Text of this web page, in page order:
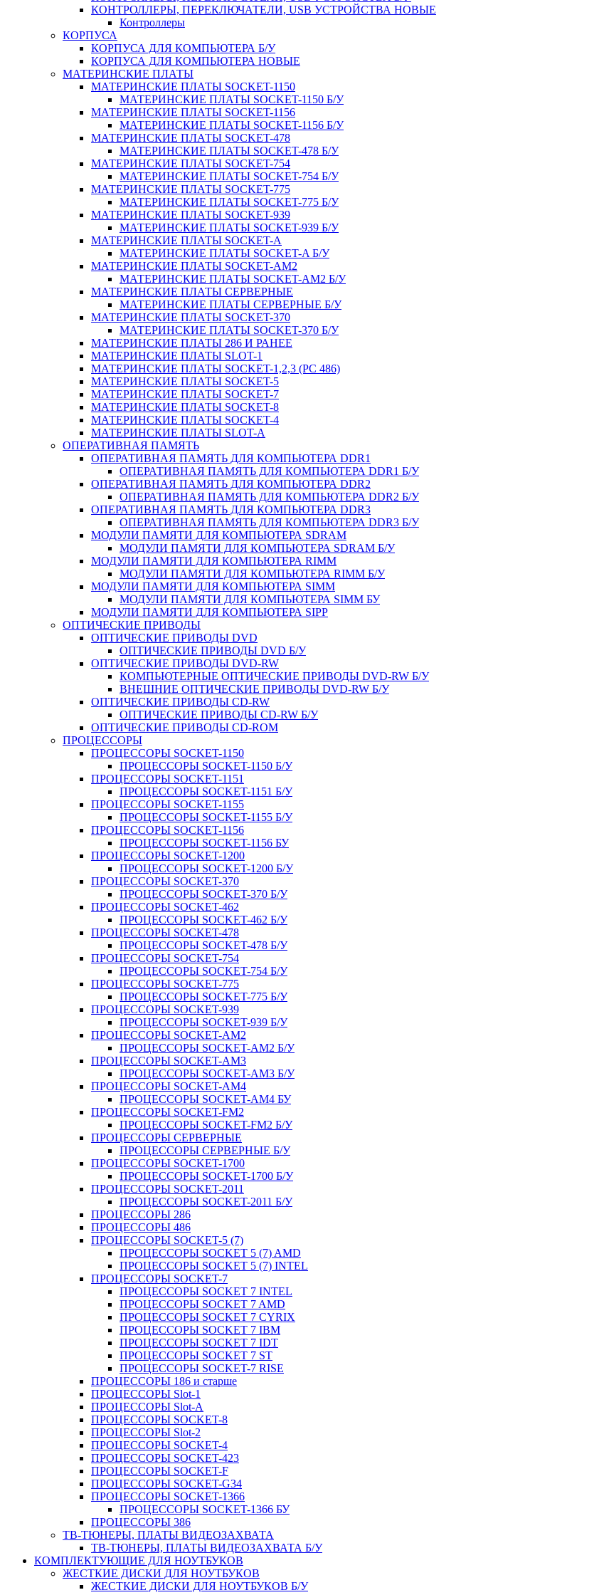
КОНТРОЛЛЕРЫ, ПЕРЕКЛЮЧАТЕЛИ, USB УСТРОЙСТВА НОВЫЕ
Контроллеры
КОРПУСА
КОРПУСА ДЛЯ КОМПЬЮТЕРА Б/У
КОРПУСА ДЛЯ КОМПЬЮТЕРА НОВЫЕ
МАТЕРИНСКИЕ ПЛАТЫ
МАТЕРИНСКИЕ ПЛАТЫ SOCKET-1150
МАТЕРИНСКИЕ ПЛАТЫ SOCKET-1150 Б/У
МАТЕРИНСКИЕ ПЛАТЫ SOCKET-1156
МАТЕРИНСКИЕ ПЛАТЫ SOCKET-1156 Б/У
МАТЕРИНСКИЕ ПЛАТЫ SOCKET-478
МАТЕРИНСКИЕ ПЛАТЫ SOCKET-478 Б/У
МАТЕРИНСКИЕ ПЛАТЫ SOCKET-754
МАТЕРИНСКИЕ ПЛАТЫ SOCKET-754 Б/У
МАТЕРИНСКИЕ ПЛАТЫ SOCKET-775
МАТЕРИНСКИЕ ПЛАТЫ SOCKET-775 Б/У
МАТЕРИНСКИЕ ПЛАТЫ SOCKET-939
МАТЕРИНСКИЕ ПЛАТЫ SOCKET-939 Б/У
МАТЕРИНСКИЕ ПЛАТЫ SOCKET-A
МАТЕРИНСКИЕ ПЛАТЫ SOCKET-A Б/У
МАТЕРИНСКИЕ ПЛАТЫ SOCKET-AM2
МАТЕРИНСКИЕ ПЛАТЫ SOCKET-AM2 Б/У
МАТЕРИНСКИЕ ПЛАТЫ СЕРВЕРНЫЕ
МАТЕРИНСКИЕ ПЛАТЫ СЕРВЕРНЫЕ Б/У
МАТЕРИНСКИЕ ПЛАТЫ SOCKET-370
МАТЕРИНСКИЕ ПЛАТЫ SOCKET-370 Б/У
МАТЕРИНСКИЕ ПЛАТЫ 286 И РАНЕЕ
МАТЕРИНСКИЕ ПЛАТЫ SLOT-1
МАТЕРИНСКИЕ ПЛАТЫ SOCKET-1,2,3 (PC 486)
МАТЕРИНСКИЕ ПЛАТЫ SOCKET-5
МАТЕРИНСКИЕ ПЛАТЫ SOCKET-7
МАТЕРИНСКИЕ ПЛАТЫ SOCKET-8
МАТЕРИНСКИЕ ПЛАТЫ SOCKET-4
МАТЕРИНСКИЕ ПЛАТЫ SLOT-A
ОПЕРАТИВНАЯ ПАМЯТЬ
ОПЕРАТИВНАЯ ПАМЯТЬ ДЛЯ КОМПЬЮТЕРА DDR1
ОПЕРАТИВНАЯ ПАМЯТЬ ДЛЯ КОМПЬЮТЕРА DDR1 Б/У
ОПЕРАТИВНАЯ ПАМЯТЬ ДЛЯ КОМПЬЮТЕРА DDR2
ОПЕРАТИВНАЯ ПАМЯТЬ ДЛЯ КОМПЬЮТЕРА DDR2 Б/У
ОПЕРАТИВНАЯ ПАМЯТЬ ДЛЯ КОМПЬЮТЕРА DDR3
ОПЕРАТИВНАЯ ПАМЯТЬ ДЛЯ КОМПЬЮТЕРА DDR3 Б/У
МОДУЛИ ПАМЯТИ ДЛЯ КОМПЬЮТЕРА SDRAM
МОДУЛИ ПАМЯТИ ДЛЯ КОМПЬЮТЕРА SDRAM Б/У
МОДУЛИ ПАМЯТИ ДЛЯ КОМПЬЮТЕРА RIMM
МОДУЛИ ПАМЯТИ ДЛЯ КОМПЬЮТЕРА RIMM Б/У
МОДУЛИ ПАМЯТИ ДЛЯ КОМПЬЮТЕРА SIMM
МОДУЛИ ПАМЯТИ ДЛЯ КОМПЬЮТЕРА SIMM БУ
МОДУЛИ ПАМЯТИ ДЛЯ КОМПЬЮТЕРА SIPP
ОПТИЧЕСКИЕ ПРИВОДЫ
ОПТИЧЕСКИЕ ПРИВОДЫ DVD
ОПТИЧЕСКИЕ ПРИВОДЫ DVD Б/У
ОПТИЧЕСКИЕ ПРИВОДЫ DVD-RW
КОМПЬЮТЕРНЫЕ ОПТИЧЕСКИЕ ПРИВОДЫ DVD-RW Б/У
ВНЕШНИЕ ОПТИЧЕСКИЕ ПРИВОДЫ DVD-RW Б/У
ОПТИЧЕСКИЕ ПРИВОДЫ CD-RW
ОПТИЧЕСКИЕ ПРИВОДЫ CD-RW Б/У
ОПТИЧЕСКИЕ ПРИВОДЫ CD-ROM
ПРОЦЕССОРЫ
ПРОЦЕССОРЫ SOCKET-1150
ПРОЦЕССОРЫ SOCKET-1150 Б/У
ПРОЦЕССОРЫ SOCKET-1151
ПРОЦЕССОРЫ SOCKET-1151 Б/У
ПРОЦЕССОРЫ SOCKET-1155
ПРОЦЕССОРЫ SOCKET-1155 Б/У
ПРОЦЕССОРЫ SOCKET-1156
ПРОЦЕССОРЫ SOCKET-1156 БУ
ПРОЦЕССОРЫ SOCKET-1200
ПРОЦЕССОРЫ SOCKET-1200 Б/У
ПРОЦЕССОРЫ SOCKET-370
ПРОЦЕССОРЫ SOCKET-370 Б/У
ПРОЦЕССОРЫ SOCKET-462
ПРОЦЕССОРЫ SOCKET-462 Б/У
ПРОЦЕССОРЫ SOCKET-478
ПРОЦЕССОРЫ SOCKET-478 Б/У
ПРОЦЕССОРЫ SOCKET-754
ПРОЦЕССОРЫ SOCKET-754 Б/У
ПРОЦЕССОРЫ SOCKET-775
ПРОЦЕССОРЫ SOCKET-775 Б/У
ПРОЦЕССОРЫ SOCKET-939
ПРОЦЕССОРЫ SOCKET-939 Б/У
ПРОЦЕССОРЫ SOCKET-AM2
ПРОЦЕССОРЫ SOCKET-AM2 Б/У
ПРОЦЕССОРЫ SOCKET-AM3
ПРОЦЕССОРЫ SOCKET-AM3 Б/У
ПРОЦЕССОРЫ SOCKET-AM4
ПРОЦЕССОРЫ SOCKET-AM4 БУ
ПРОЦЕССОРЫ SOCKET-FM2
ПРОЦЕССОРЫ SOCKET-FM2 Б/У
ПРОЦЕССОРЫ СЕРВЕРНЫЕ
ПРОЦЕССОРЫ СЕРВЕРНЫЕ Б/У
ПРОЦЕССОРЫ SOCKET-1700
ПРОЦЕССОРЫ SOCKET-1700 Б/У
ПРОЦЕССОРЫ SOCKET-2011
ПРОЦЕССОРЫ SOCKET-2011 Б/У
ПРОЦЕССОРЫ 286
ПРОЦЕССОРЫ 486
ПРОЦЕССОРЫ SOCKET-5 (7)
ПРОЦЕССОРЫ SOCKET 5 (7) AMD
ПРОЦЕССОРЫ SOCKET 5 (7) INTEL
ПРОЦЕССОРЫ SOCKET-7
ПРОЦЕССОРЫ SOCKET 7 INTEL
ПРОЦЕССОРЫ SOCKET 7 AMD
ПРОЦЕССОРЫ SOCKET 7 CYRIX
ПРОЦЕССОРЫ SOCKET 7 IBM
ПРОЦЕССОРЫ SOCKET 7 IDT
ПРОЦЕССОРЫ SOCKET 7 ST
ПРОЦЕССОРЫ SOCKET-7 RISE
ПРОЦЕССОРЫ 186 и старше
ПРОЦЕССОРЫ Slot-1
ПРОЦЕССОРЫ Slot-A
ПРОЦЕССОРЫ SOCKET-8
ПРОЦЕССОРЫ Slot-2
ПРОЦЕССОРЫ SOCKET-4
ПРОЦЕССОРЫ SOCKET-423
ПРОЦЕССОРЫ SOCKET-F
ПРОЦЕССОРЫ SOCKET-G34
ПРОЦЕССОРЫ SOCKET-1366
ПРОЦЕССОРЫ SOCKET-1366 БУ
ПРОЦЕССОРЫ 386
ТВ-ТЮНЕРЫ, ПЛАТЫ ВИДЕОЗАХВАТА
ТВ-ТЮНЕРЫ, ПЛАТЫ ВИДЕОЗАХВАТА Б/У
КОМПЛЕКТУЮЩИЕ ДЛЯ НОУТБУКОВ
ЖЕСТКИЕ ДИСКИ ДЛЯ НОУТБУКОВ
ЖЕСТКИЕ ДИСКИ ДЛЯ НОУТБУКОВ Б/У